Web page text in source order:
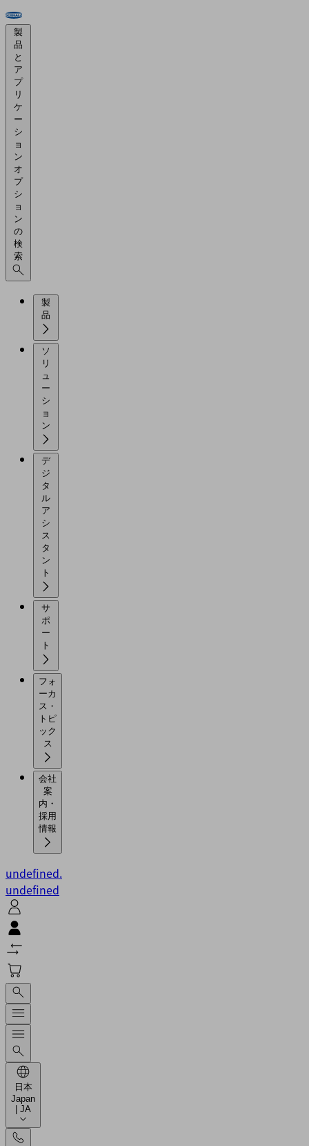
製
品
と
ア
プ
リ
ケ
ー
シ
ョ
ン
オ
プ
シ
ョ
ン
の
検
索
製
ソ
リ
ュ
ー
シ
ョ
デ
ジ
タ
ル
ア
シ
ス
タ
ン
サ
ポ
ー
フォ
ーカ
ス・
トピ
ック
会社
案
内・
採用
情報
undefined.
undefined
日本
Japan
| JA